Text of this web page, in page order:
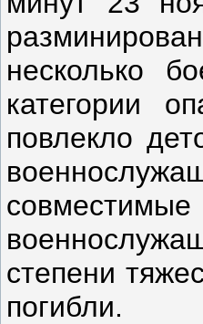
несколько
категории
повлекло
степени
погибли.